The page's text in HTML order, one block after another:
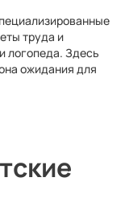
труда и
логопеда. Здесь
ожидания для